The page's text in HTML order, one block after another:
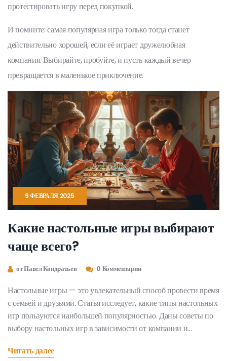
протестировать игру перед покупкой.
И помните: самая популярная игра только тогда станет
действительно хорошей, если её играет дружелюбная
компания. Выбирайте, пробуйте, и пусть каждый вечер
превращается в маленькое приключение.
9 ФЕВРАЛЯ 2025
Какие настольные игры выбирают
чаще всего?
от Павел Кондратьев 0 Комментарии
Настольные игры — это увлекательный способ провести время
с семьей и друзьями. Статья исследует, какие типы настольных
игр пользуются наибольшей популярностью. Даны советы по
выбору настольных игр в зависимости от компании и
востребованных играх и получите практические
Читать далее